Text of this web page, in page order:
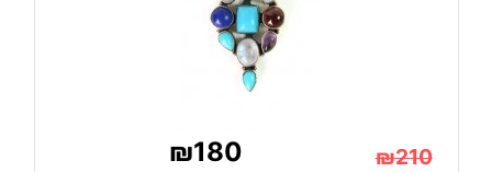
₪210
₪180